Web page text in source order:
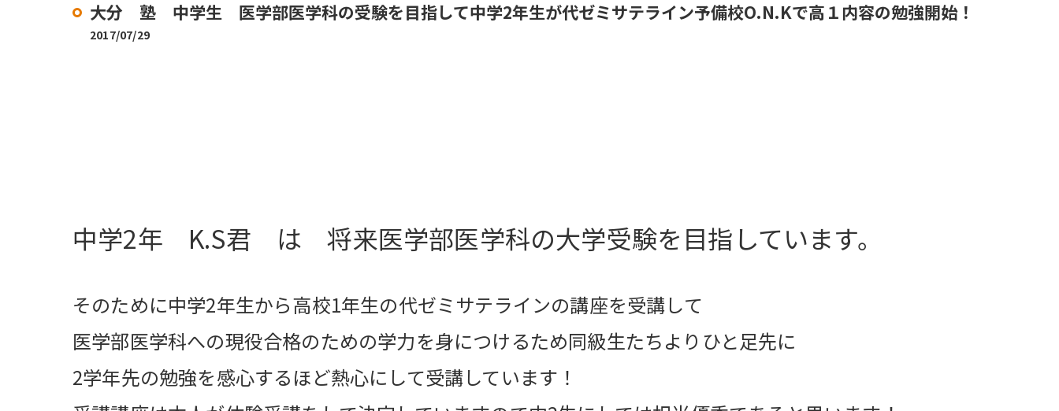
大分 塾 中学生 医学部医学科の受験を目指して中学2年生が代ゼミサテライン予備校O.N.Kで高１内容の勉強開始！
2017/07/29
中学2年 K.S君 は 将来医学部医学科の大学受験を目指しています。
そのために中学2年生から高校1年生の代ゼミサテラインの講座を受講して
医学部医学科への現役合格のための学力を身につけるため同級生たちよりひと足先に
2学年先の勉強を感心するほど熱心にして受講しています！